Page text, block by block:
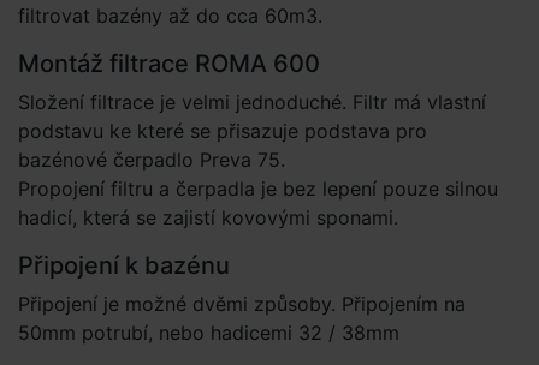
filtrovat bazény až do cca 60m3.
Montáž filtrace ROMA 600
Složení filtrace je velmi jednoduché. Filtr má vlastní
podstavu ke které se přisazuje podstava pro
bazénové čerpadlo Preva 75.
Propojení filtru a čerpadla je bez lepení pouze silnou
hadicí, která se zajistí kovovými sponami.
Připojení k bazénu
Připojení je možné dvěmi způsoby. Připojením na
50mm potrubí, nebo hadicemi 32 / 38mm